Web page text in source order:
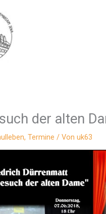
der alten
,Termine / Vonuk63